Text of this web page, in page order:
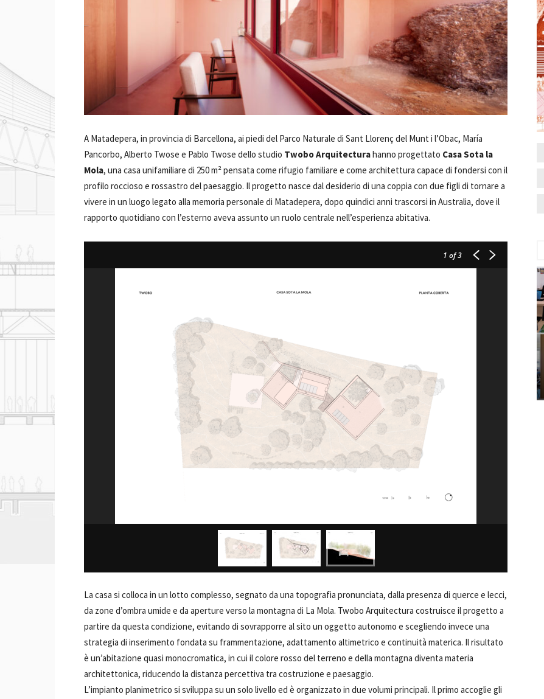
A Matadepera, in provincia di Barcellona, ai piedi del Parco Naturale di Sant Llorenç del Munt i l’Obac, María
Pancorbo, Alberto Twose e Pablo Twose dello studio Twobo Arquitecturahanno progettato Casa Sota la
Mola, una casa unifamiliare di 250 m² pensata come rifugio familiare e come architettura capace di fondersi con il
profilo roccioso e rossastro del paesaggio. Il progetto nasce dal desiderio di una coppia con due figli di tornare a
vivere in un luogo legato alla memoria personale di Matadepera, dopo quindici anni trascorsi in Australia, dove il
rapporto quotidiano con l’esterno aveva assunto un ruolo centrale nell’esperienza abitativa.
1 of 3
La casa si colloca in un lotto complesso, segnato da una topografia pronunciata, dalla presenza di querce e lecci,
da zone d’ombra umide e da aperture verso la montagna di La Mola. Twobo Arquitectura costruisce il progetto a
partire da questa condizione, evitando di sovrapporre al sito un oggetto autonomo e scegliendo invece una
strategia di inserimento fondata su frammentazione, adattamento altimetrico e continuità materica. Il risultato
è un’abitazione quasi monocromatica, in cui il colore rosso del terreno e della montagna diventa materia
architettonica, riducendo la distanza percettiva tra costruzione e paesaggio.
L’impianto planimetrico si sviluppa su un solo livello ed è organizzato in due volumi principali. Il primo accoglie gli